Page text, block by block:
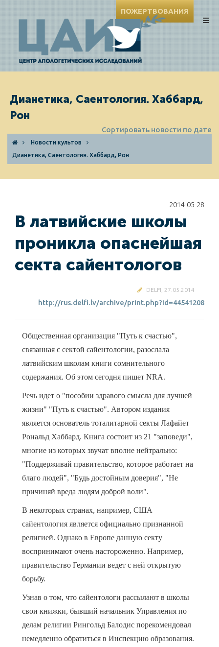
ПОЖЕРТВОВАНИЯ
Дианетика, Саентология. Хаббард,
Рон
Сортировать новости по дате
Новости культов
Дианетика, Саентология. Хаббард, Рон
2014-05-28
В латвийские школы
проникла опаснейшая
секта сайентологов
DELFI, 27.05.2014
http://rus.delfi.lv/archive/print.php?id=44541208
Общественная организация "Путь к счастью",
связанная с сектой сайентологии, разослала
латвийским школам книги сомнительного
содержания. Об этом сегодня пишет NRA.
Речь идет о "пособии здравого смысла для лучшей
жизни" "Путь к счастью". Автором издания
является основатель тоталитарной секты Лафайет
Рональд Хаббард. Книга состоит из 21 "заповеди",
многие из которых звучат вполне нейтрально:
"Поддерживай правительство, которое работает на
благо людей", "Будь достойным доверия", "Не
причиняй вреда людям доброй воли".
В некоторых странах, например, США
сайентология является официально признанной
религией. Однако в Европе данную секту
воспринимают очень настороженно. Например,
правительство Германии ведет с ней открытую
борьбу.
Узнав о том, что сайентологи рассылают в школы
свои книжки, бывший начальник Управления по
делам религии Рингольд Балодис порекомендовал
немедленно обратиться в Инспекцию образования.